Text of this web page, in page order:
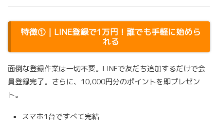
特徴①｜LINE登録で1万円！誰でも手軽に始めら
れる
面倒な登録作業は一切不要。LINEで友だち追加するだけで会
員登録完了。さらに、10,000円分のポイントを即プレゼン
ト。
スマホ1台ですべて完結